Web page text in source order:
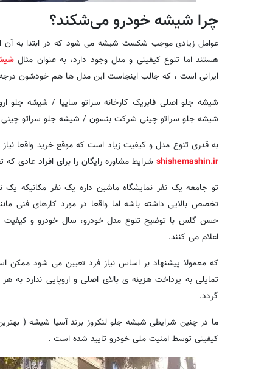
چرا شیشه خودرو می‌شکند؟
عوامل زیادی موجب شکست شیشه می شود که در ابتدا به آن
هستند اما تنوع کیفیتی و مدل وجود دارد، به عنوان مثال
ایرانی است ، که جالب اینجاست این مدل ها هم خودشون درجه ۱۲۳
شیشه جلو اصلی فابریک کارخانه سراتو سایپا / شیشه
شیشه جلو سراتو چینی شرکت بنسون / شیشه جلو سراتو چینی xyg و ...
به قدری تنوع مدل و کیفیت زیاد است که موقع خرید واقعا
shishemashin.ir شرایط مشاوره رایگان را برای افراد عادی
تو جامعه یک نفر نمایشگاه ماشین داره یک نفر مکانیکه
تخصص بالایی داشته باشه اما واقعا در مورد کارهای فنی
حسن گلس با توضیح تنوع مدل خودرو، سال خودرو و کیفیت
اعلام می کنند.
که معمولا پیشنهاد بر اساس نیاز فرد تعیین می شود ممکن
تمایلی به پرداخت هزینه ی بالای اصلی و اروپایی ندارد
گردد.
ما در چنین شرایطی شیشه جلو لنکروز برند آسیا شیشه (
کیفیتی توسط امنیت ملی خودرو تایید شده است .